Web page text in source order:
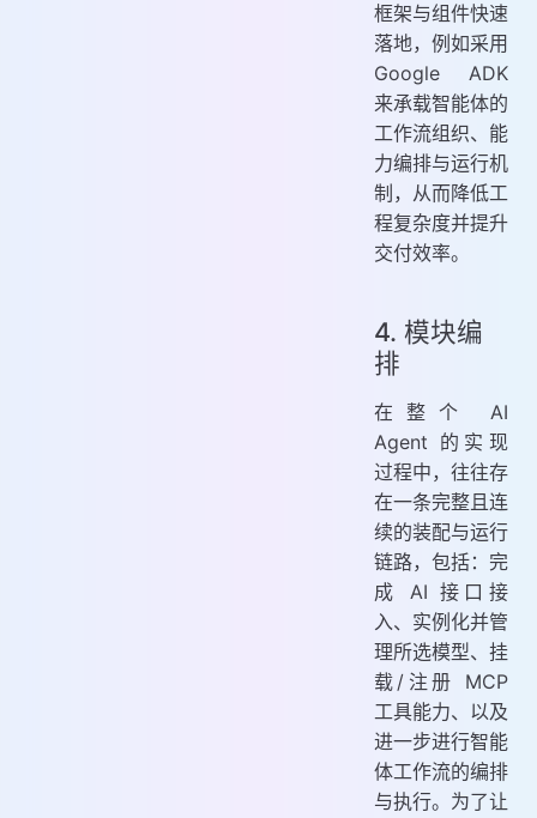
框架与组件快速
落地，例如采用
Google ADK
来承载智能体的
工作流组织、能
力编排与运行机
制，从而降低工
程复杂度并提升
交付效率。
4. 模块编
排
在整个 AI
Agent 的实现
过程中，往往存
在一条完整且连
续的装配与运行
链路，包括：完
成 AI 接口接
入、实例化并管
理所选模型、挂
载/注册 MCP
工具能力、以及
进一步进行智能
体工作流的编排
与执行。为了让